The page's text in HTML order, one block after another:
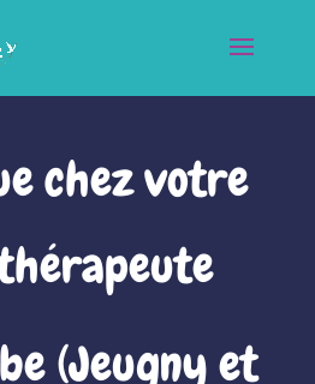
chez votre
(Jeugny et